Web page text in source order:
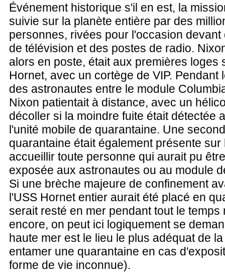
Événement historique s'il en est, la
suivie sur la planète entière par des
personnes, rivées pour l'occasion devant
de télévision et des postes de radio.
alors en poste, était aux premières loges
Hornet, avec un cortège de VIP. Pendant
des astronautes entre le module
Nixon patientait à distance, avec un
décoller si la moindre fuite était détectée
l'unité mobile de quarantaine. Une
quarantaine était également présente
accueillir toute personne qui aurait pu
exposée aux astronautes ou au module
Si une brèche majeure de confinement
l'USS Hornet entier aurait été placé en
serait resté en mer pendant tout le temps
encore, on peut ici logiquement se
haute mer est le lieu le plus adéquat de
entamer une quarantaine en cas
forme de vie inconnue).